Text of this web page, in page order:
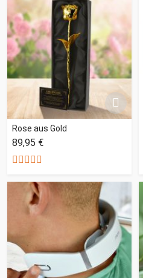
Rose aus Gold
89,95 €